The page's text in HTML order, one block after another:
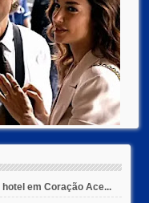
em Coração Ace...